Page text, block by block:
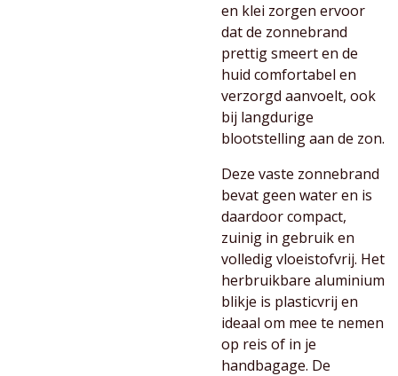
en klei zorgen ervoor
dat de zonnebrand
prettig smeert en de
huid comfortabel en
verzorgd aanvoelt, ook
bij langdurige
blootstelling aan de zon.
Deze vaste zonnebrand
bevat geen water en is
daardoor compact,
zuinig in gebruik en
volledig vloeistofvrij. Het
herbruikbare aluminium
blikje is plasticvrij en
ideaal om mee te nemen
op reis of in je
handbagage. De